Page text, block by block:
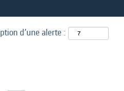
d’une alerte :